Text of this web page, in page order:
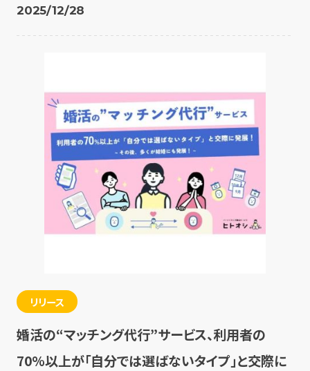
2025/12/28
リリース
婚活の“マッチング代行”サービス、利用者の
70%以上が「自分では選ばないタイプ」と交際に